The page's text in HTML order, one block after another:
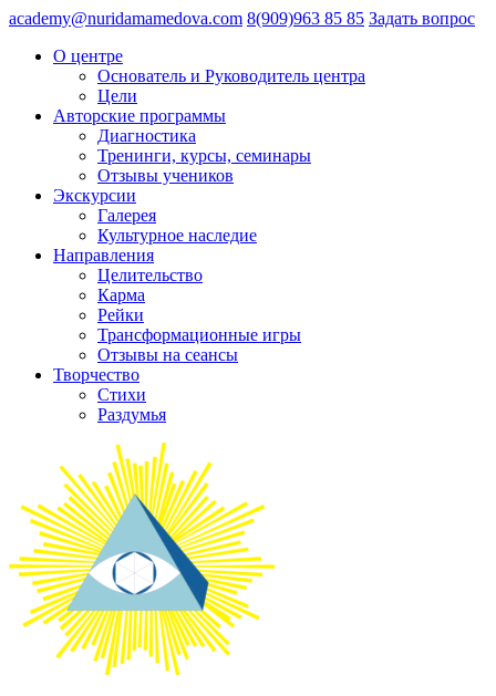
academy@nuridamamedova.com 8(909)963 85 85 Задать вопрос
О центре
Основатель и Руководитель центра
Цели
Авторские программы
Диагностика
Тренинги, курсы, семинары
Отзывы учеников
Экскурсии
Галерея
Культурное наследие
Направления
Целительство
Карма
Рейки
Трансформационные игры
Отзывы на сеансы
Творчество
Стихи
Раздумья